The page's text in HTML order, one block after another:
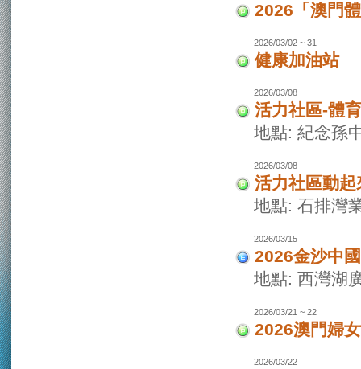
2026「澳門
2026/03/02 ~ 31
健康加油站
2026/03/08
活力社區-體
地點: 紀念孫
2026/03/08
活力社區動
地點: 石排灣
2026/03/15
2026金沙中
地點: 西灣湖
2026/03/21 ~ 22
2026澳門婦
2026/03/22